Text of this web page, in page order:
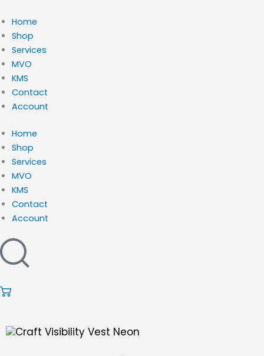
naar
de
inhoud
Home
Shop
Services
MVO
KMS
Contact
Account
Home
Shop
Services
MVO
KMS
Contact
Account